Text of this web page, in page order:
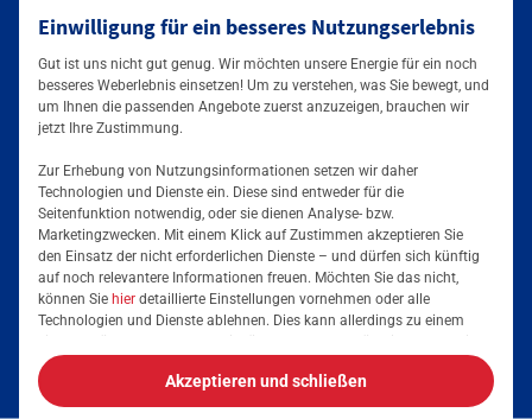
Einwilligung für ein besseres Nutzungserlebnis
Gut ist uns nicht gut genug. Wir möchten unsere Energie für ein noch
besseres Weberlebnis einsetzen! Um zu verstehen, was Sie bewegt, und
um Ihnen die passenden Angebote zuerst anzuzeigen, brauchen wir
jetzt Ihre Zustimmung.
Zur Erhebung von Nutzungsinformationen setzen wir daher
Technologien und Dienste ein. Diese sind entweder für die
Seitenfunktion notwendig, oder sie dienen Analyse- bzw.
Marketingzwecken. Mit einem Klick auf Zustimmen akzeptieren Sie
den Einsatz der nicht erforderlichen Dienste – und dürfen sich künftig
auf noch relevantere Informationen freuen. Möchten Sie das nicht,
können Sie hier detaillierte Einstellungen vornehmen oder alle
Technologien und Dienste ablehnen. Dies kann allerdings zu einem
jederzeit die volle Kontrolle über Ihre Daten, denn die Auswahl kann
jederzeit geändert werden. Weitere Informationen zur Mainova finden
Sie imImpressumund in denDatenschutzhinweisen.
Akzeptieren und schließen
Folgen Sie uns auf
Services & Informationen
Informationspflicht